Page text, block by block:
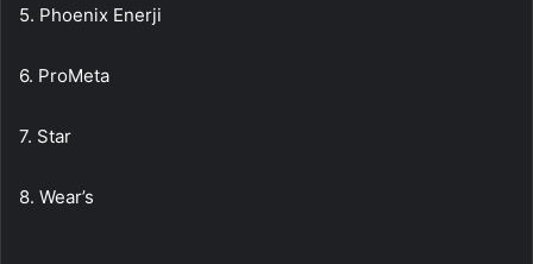
5. Phoenix Enerji
6. ProMeta
7. Star
8. Wear’s